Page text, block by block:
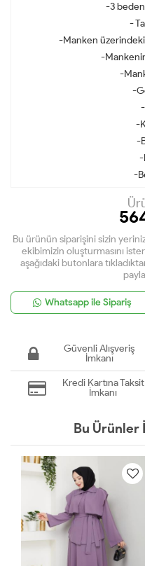
-3
-
-Manken
-
-
-
-
-
-
-
Bu ürünün siparişini sizin
ekibimizin oluşturmasını
aşağıdaki butonlara
Whatsapp ile Sipariş
Güvenli Alışveriş
İmkanı
Kredi Kartına Taksit
İmkanı
Bu Ürünler